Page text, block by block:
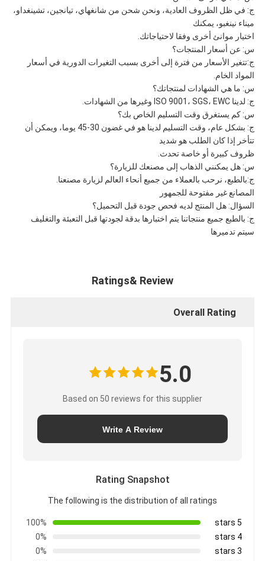
ج: في ظل الظروف العادية، ونحن شحن من شانغهاي، تيانجين، تشينغداو،
ميناء نينغبو، يمكنك
اختيار موانئ أخرى وفقا لاحتياجاتك.
س: عن أسعار المنتجات؟
ج:تتغير الأسعار من فترة إلى أخرى بسبب التغيرات الدورية في أسعار
المواد الخام.
س: ما هي الشهادات لمنتجاتك؟
ج: لدينا ISO 9001، SGS، EWC وغيرها من الشهادات.
س: كم يستغرق وقت التسليم الخاص بك؟
ج: بشكل عام، وقت التسليم لدينا هو في غضون 30-45 يوما، ويمكن أن
تتأخر إذا كان الطلب هو شديد
ظروف كبيرة أو خاصة تحدث.
س: هل يمكنني الذهاب إلى مصنعك للزيارة؟
ج:بالطبع، نرحب بالعملاء من جميع أنحاء العالم لزيارة مصنعنا.
المصانع غير مفتوحة للجمهور
السؤال: هل المنتج لديه فحص جودة قبل التحميل؟
ج: بالطبع جميع منتجاتنا يتم اختبارها بدقة لجودتها قبل التعبئة والتغليف
سيتم تدميرها
Ratings& Review
Overall Rating
5.0
Based on 50 reviews for this supplier
Write A Review
Rating Snapshot
The following is the distribution of all ratings
5 stars
100%
4 stars
0%
3 stars
0%